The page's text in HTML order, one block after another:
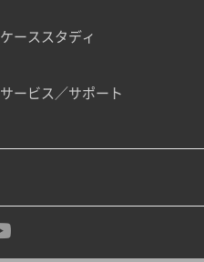
ケーススタディ
サービス／サポート